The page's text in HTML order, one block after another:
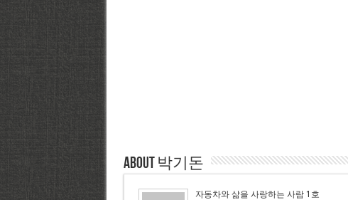
About 박기돈
자동차와 삶을 사랑하는 사람 1호